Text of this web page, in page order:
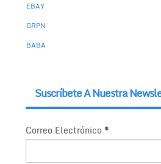
EBAY
GRPN
BABA
Suscríbete A Nuestra
Correo Electrónico *